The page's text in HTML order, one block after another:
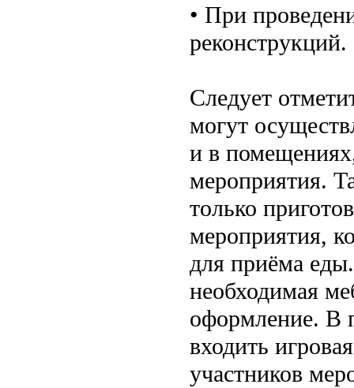
• При
реконструкций.
Следует
могут
и в
мероприятия.
только
мероприятия,
для приёма
необходимая
оформление. В
входить
участников